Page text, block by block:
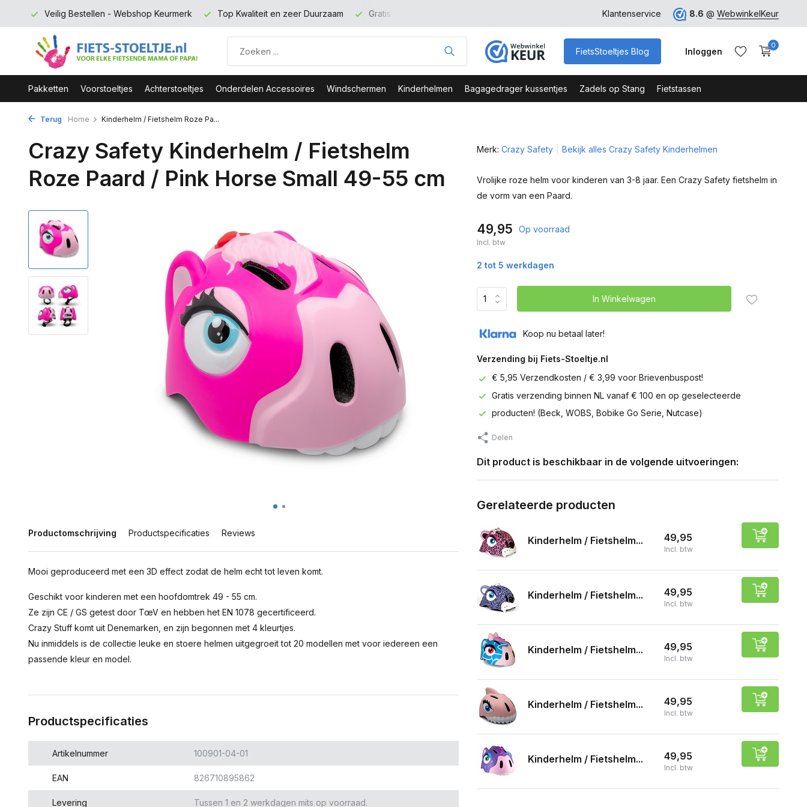
Veilig Bestellen - Webshop Keurmerk Top Kwaliteit en zeer Duurzaam Gratis verzending binnen NL vanaf 100 euro Veilig Bestellen - Webshop Keurmerk
Klantenservice 8.6 @ WebwinkelKeur
FietsStoeltjes Blog Inloggen
0
Pakketten Voorstoeltjes Achterstoeltjes Onderdelen Accessoires Windschermen Kinderhelmen Bagagedrager kussentjes Zadels op Stang Fietstassen
Terug Home Kinderhelm / Fietshelm Roze Pa...
Crazy Safety Kinderhelm / Fietshelm
Roze Paard / Pink Horse Small 49-55 cm
Productomschrijving Productspecificaties Reviews
Mooi geproduceerd met een 3D effect zodat de helm echt tot leven komt.
Geschikt voor kinderen met een hoofdomtrek 49 - 55 cm.
Ze zijn CE / GS getest door TœV en hebben het EN 1078 gecertificeerd.
Crazy Stuff komt uit Denemarken, en zijn begonnen met 4 kleurtjes.
Nu inmiddels is de collectie leuke en stoere helmen uitgegroeit tot 20 modellen met voor iedereen een
passende kleur en model.
Productspecificaties
Artikelnummer 100901-04-01
EAN 826710895862
Levering Tussen 1 en 2 werkdagen mits op voorraad.
Merk: Crazy Safety Bekijk alles Crazy Safety Kinderhelmen
Vrolijke roze helm voor kinderen van 3-8 jaar. Een Crazy Safety fietshelm in
de vorm van een Paard.
49,95 Op voorraad
Incl. btw
2 tot 5 werkdagen
In Winkelwagen
Koop nu betaal later!
Verzending bij Fiets-Stoeltje.nl
€ 5,95 Verzendkosten / € 3,99 voor Brievenbuspost!
Gratis verzending binnen NL vanaf € 100 en op geselecteerde
producten! (Beck, WOBS, Bobike Go Serie, Nutcase)
Delen
Dit product is beschikbaar in de volgende uitvoeringen:
Gerelateerde producten
Kinderhelm / Fietshelm... 49,95
Incl. btw
Kinderhelm / Fietshelm... 49,95
Incl. btw
Kinderhelm / Fietshelm... 49,95
Incl. btw
Kinderhelm / Fietshelm... 49,95
Incl. btw
Kinderhelm / Fietshelm... 49,95
Incl. btw